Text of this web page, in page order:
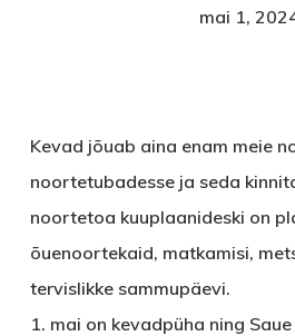
mai 1,
Kevad jõuab aina enam meie
noortetubadesse ja seda
noortetoa kuuplaanideski on
õuenoortekaid, matkamisi,
tervislikke sammupäevi.
1. mai on kevadpüha ning